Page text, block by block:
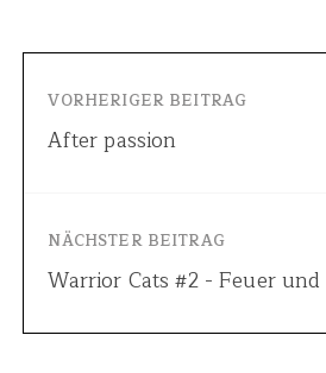
VORHERIGER BEITRAG
After passion
NÄCHSTER BEITRAG
Warrior Cats #2 - Feuer und